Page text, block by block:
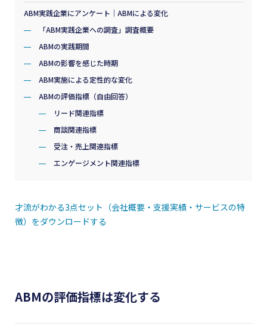
ABM実践企業にアンケート｜ABMによる変化
「ABM実践企業への調査」調査概要
ABMの実践期間
ABMの影響を感じた時期
ABM実施による定性的な変化
ABMの評価指標（自由回答）
リード関連指標
商談関連指標
受注・売上関連指標
エンゲージメント関連指標
才流がわかる3点セット（会社概要・支援実績・サービスの特
徴）をダウンロードする
ABMの評価指標は変化する